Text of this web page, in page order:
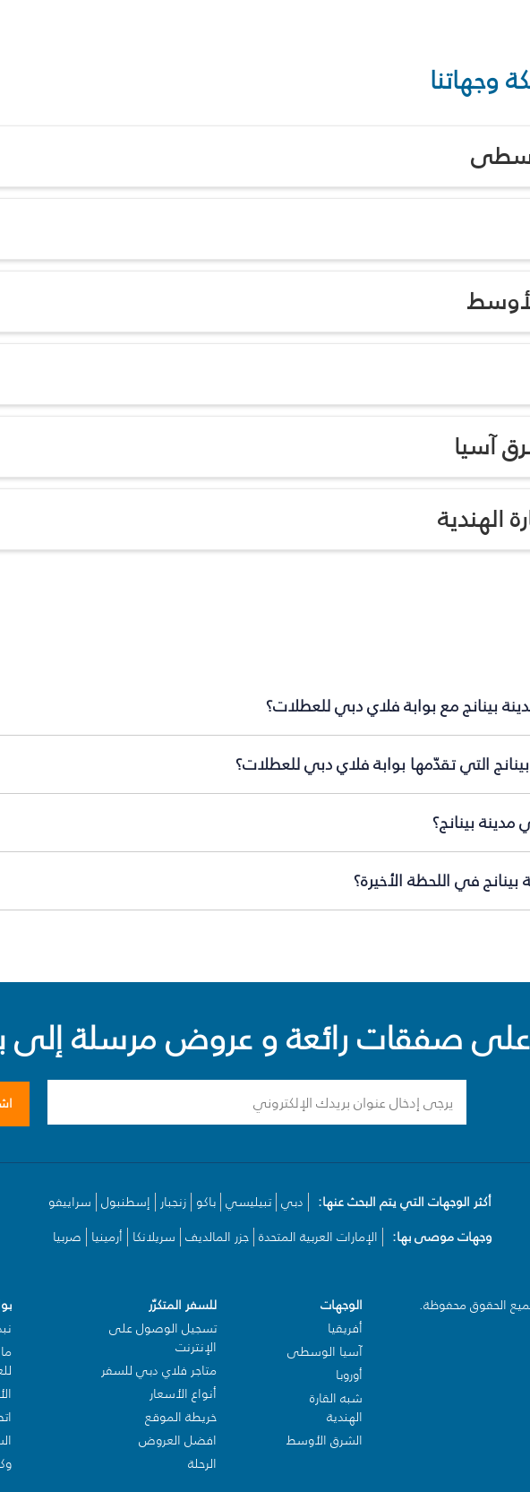
وجهاتنا
آسيا
الهندية
بينانج مع بوابة فلاي دبي للعطلات؟
التي تقدّمها بوابة فلاي دبي للعطلات؟
بينانج؟
في اللحظة الأخيرة؟
صفقات رائعة و عروض مرسلة إلى
أكثر الوجهات التي يتم البحث عنها: دبي تبيليسي باكو زنجبار إسطنبول سراييفو
وجهات موصى بها:
الإمارات العربية المتحدة جزر المالديف سريلانكا أرمينيا صربيا
الوجهات
أفريقيا
آسيا الوسطى
أوروبا
شبه القارة
الهندية
الشرق الأوسط
للسفر المتكرّر
تسجيل الوصول على
الإنترنت
متاجر فلاي دبي للسفر
أنواع الأسعار
خريطة الموقع
افضل العروض
الرحلة